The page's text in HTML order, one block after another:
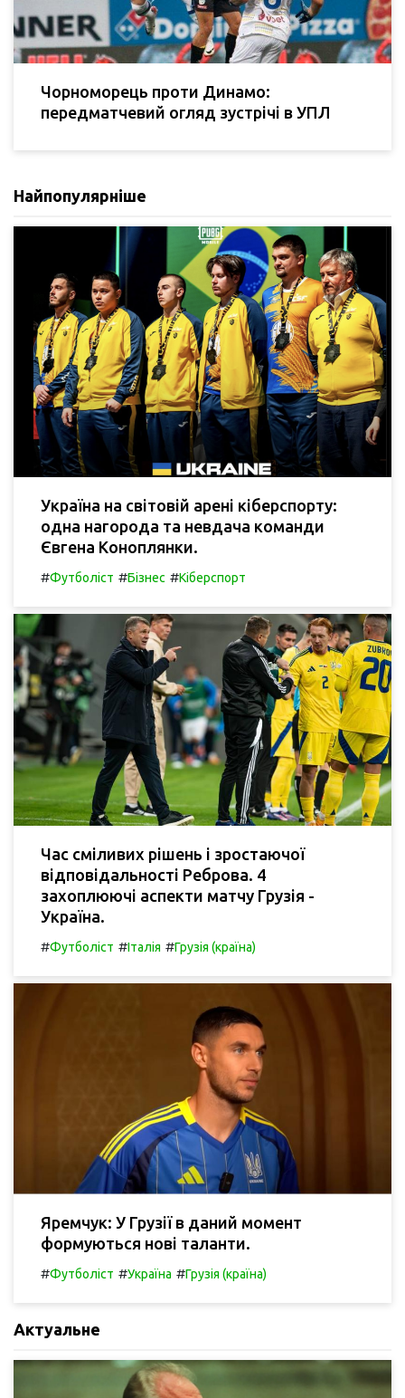
Чорноморець проти Динамо:
передматчевий огляд зустрічі в УПЛ
Найпопулярніше
Україна на світовій арені кіберспорту:
одна нагорода та невдача команди
Євгена Коноплянки.
#Футболіст #Бізнес #Кіберспорт
Час сміливих рішень і зростаючої
відповідальності Реброва. 4
захоплюючі аспекти матчу Грузія -
Україна.
#Футболіст #Італія #Грузія (країна)
Яремчук: У Грузії в даний момент
формуються нові таланти.
#Футболіст #Україна #Грузія (країна)
Актуальне